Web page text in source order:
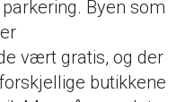
Byen som
vært gratis, og der
butikkene